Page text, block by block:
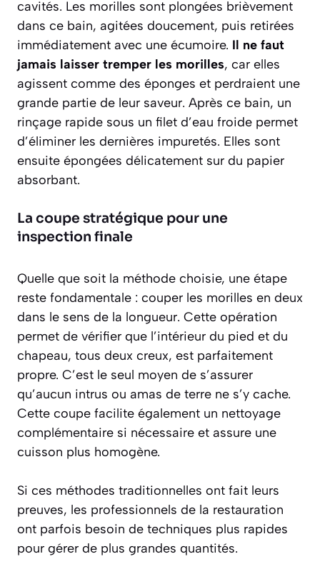
cavités. Les morilles sont plongées brièvement
dans ce bain, agitées doucement, puis retirées
immédiatement avec une écumoire. Il ne faut
jamais laisser tremper les morilles, car elles
agissent comme des éponges et perdraient une
grande partie de leur saveur. Après ce bain, un
rinçage rapide sous un filet d’eau froide permet
d’éliminer les dernières impuretés. Elles sont
ensuite épongées délicatement sur du papier
absorbant.
La coupe stratégique pour une
inspection finale
Quelle que soit la méthode choisie, une étape
reste fondamentale : couper les morilles en deux
dans le sens de la longueur. Cette opération
permet de vérifier que l’intérieur du pied et du
chapeau, tous deux creux, est parfaitement
propre. C’est le seul moyen de s’assurer
qu’aucun intrus ou amas de terre ne s’y cache.
Cette coupe facilite également un nettoyage
complémentaire si nécessaire et assure une
cuisson plus homogène.
Si ces méthodes traditionnelles ont fait leurs
preuves, les professionnels de la restauration
ont parfois besoin de techniques plus rapides
pour gérer de plus grandes quantités.